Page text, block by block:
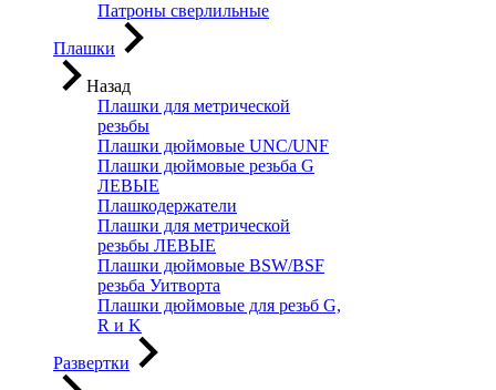
Патроны сверлильные
Плашки
Назад
Плашки для метрической
резьбы
Плашки дюймовые UNC/UNF
Плашки дюймовые резьба G
ЛЕВЫЕ
Плашкодержатели
Плашки для метрической
резьбы ЛЕВЫЕ
Плашки дюймовые BSW/BSF
резьба Уитворта
Плашки дюймовые для резьб G,
R и K
Развертки